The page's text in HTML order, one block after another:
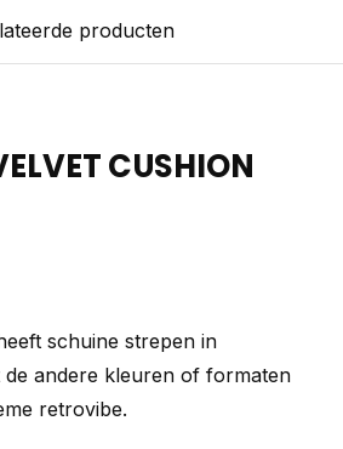
producten
CUSHION
schuine strepen in
andere kleuren of formaten
retrovibe.